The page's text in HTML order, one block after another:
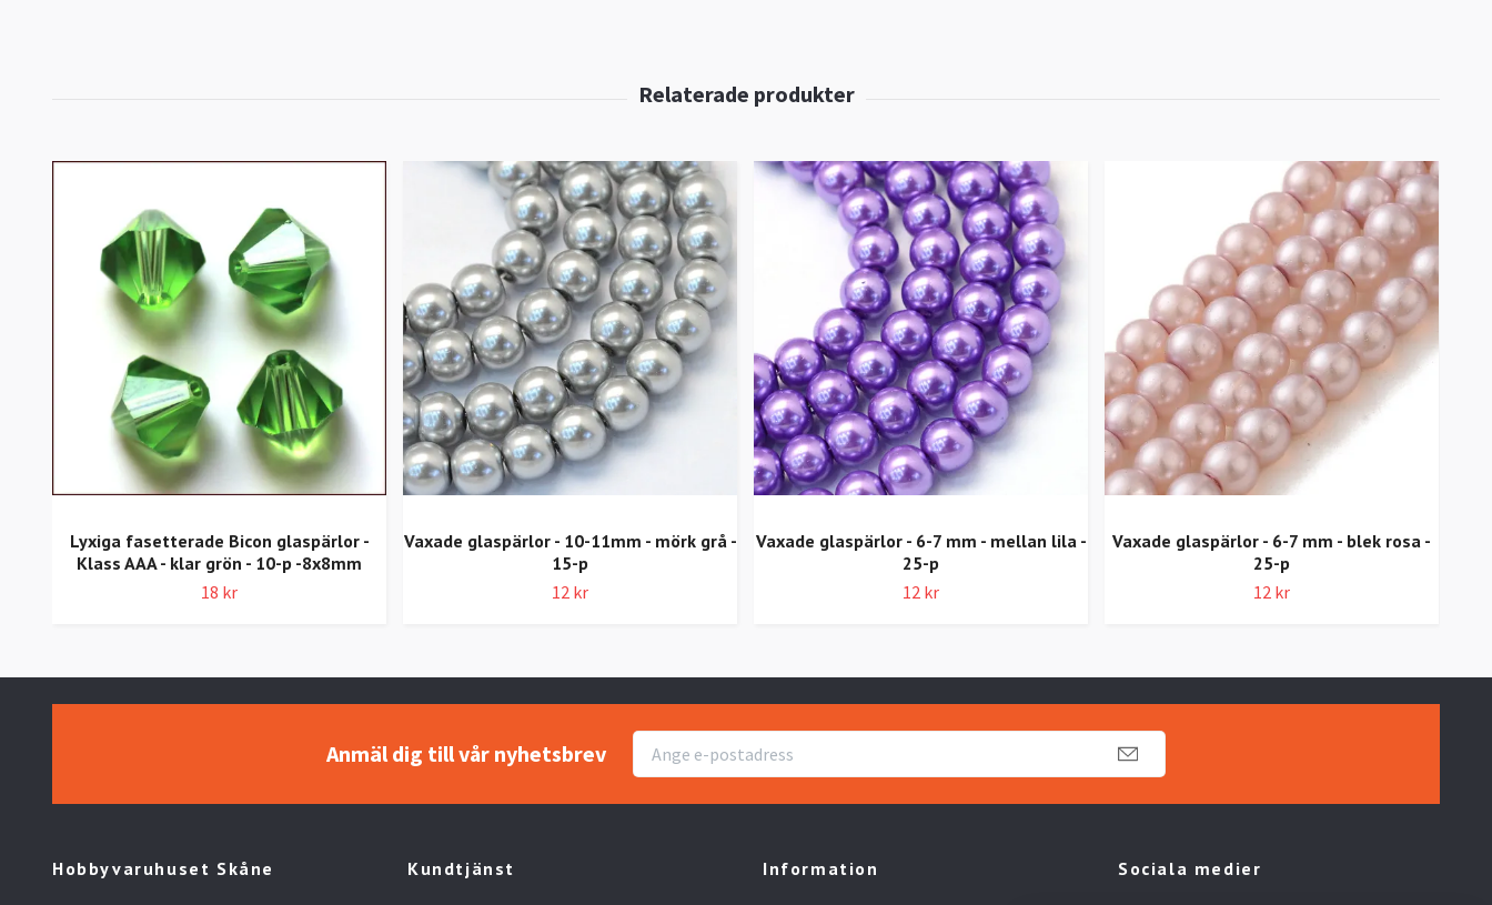
Lyxiga fasetterade Bicon glaspärlor -
Klass AAA - klar grön - 10-p -8x8mm
18 kr
Vaxade glaspärlor - 10-11mm - mörk grå -
15-p
12 kr
Vaxade glaspärlor - 6-7 mm - mellan lila -
25-p
12 kr
Vaxade glaspärlor - 6-7 mm - blek rosa -
25-p
12 kr
Anmäl dig till vår nyhetsbrev
Hobbyvaruhuset Skåne Kundtjänst Information Sociala medier